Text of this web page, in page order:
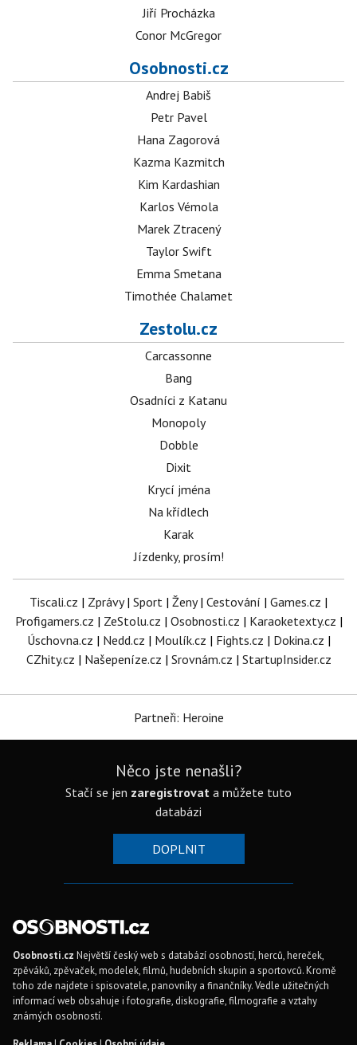
Jiří Procházka
Conor McGregor
Osobnosti.cz
Andrej Babiš
Petr Pavel
Hana Zagorová
Kazma Kazmitch
Kim Kardashian
Karlos Vémola
Marek Ztracený
Taylor Swift
Emma Smetana
Timothée Chalamet
Zestolu.cz
Carcassonne
Bang
Osadníci z Katanu
Monopoly
Dobble
Dixit
Krycí jména
Na křídlech
Karak
Jízdenky, prosím!
Tiscali.cz | Zprávy| Sport | Ženy| Cestování | Games.cz |
Profigamers.cz | ZeStolu.cz | Osobnosti.cz | Karaoketexty.cz |
Úschovna.cz | Nedd.cz | Moulík.cz | Fights.cz | Dokina.cz |
CZhity.cz | Našepeníze.cz | Srovnám.cz | StartupInsider.cz
Partneři: Heroine
Něco jste nenašli?
Stačí se jen zaregistrovat a můžete tuto
databázi
DOPLNIT
Osobnosti.cz Největší český web s databází osobností, herců, hereček,
zpěváků, zpěvaček, modelek, filmů, hudebních skupin a sportovců. Kromě
toho zde najdete i spisovatele, panovníky a finančníky. Vedle užitečných
informací web obsahuje i fotografie, diskografie, filmografie a vztahy
známých osobností.